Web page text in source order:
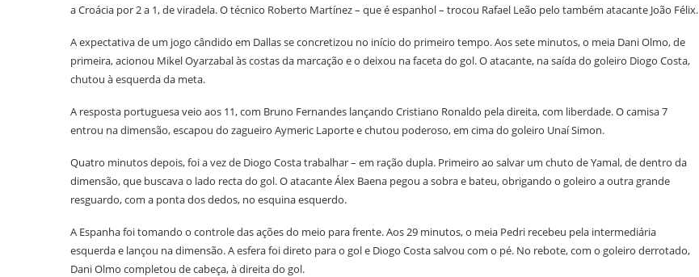
a Croácia por 2 a 1, de viradela. O técnico Roberto Martínez – que é espanhol – trocou Rafael Leão pelo também atacante João Félix.
A expectativa de um jogo cândido em Dallas se concretizou no início do primeiro tempo. Aos sete minutos, o meia Dani Olmo, de
primeira, acionou Mikel Oyarzabal às costas da marcação e o deixou na faceta do gol. O atacante, na saída do goleiro Diogo Costa,
chutou à esquerda da meta.
A resposta portuguesa veio aos 11, com Bruno Fernandes lançando Cristiano Ronaldo pela direita, com liberdade. O camisa 7
entrou na dimensão, escapou do zagueiro Aymeric Laporte e chutou poderoso, em cima do goleiro Unaí Simon.
Quatro minutos depois, foi a vez de Diogo Costa trabalhar – em ração dupla. Primeiro ao salvar um chuto de Yamal, de dentro da
dimensão, que buscava o lado recta do gol. O atacante Álex Baena pegou a sobra e bateu, obrigando o goleiro a outra grande
resguardo, com a ponta dos dedos, no esquina esquerdo.
A Espanha foi tomando o controle das ações do meio para frente. Aos 29 minutos, o meia Pedri recebeu pela intermediária
esquerda e lançou na dimensão. A esfera foi direto para o gol e Diogo Costa salvou com o pé. No rebote, com o goleiro derrotado,
Dani Olmo completou de cabeça, à direita do gol.